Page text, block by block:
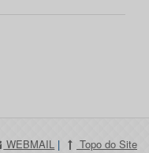
WEBMAIL | Topo do Site